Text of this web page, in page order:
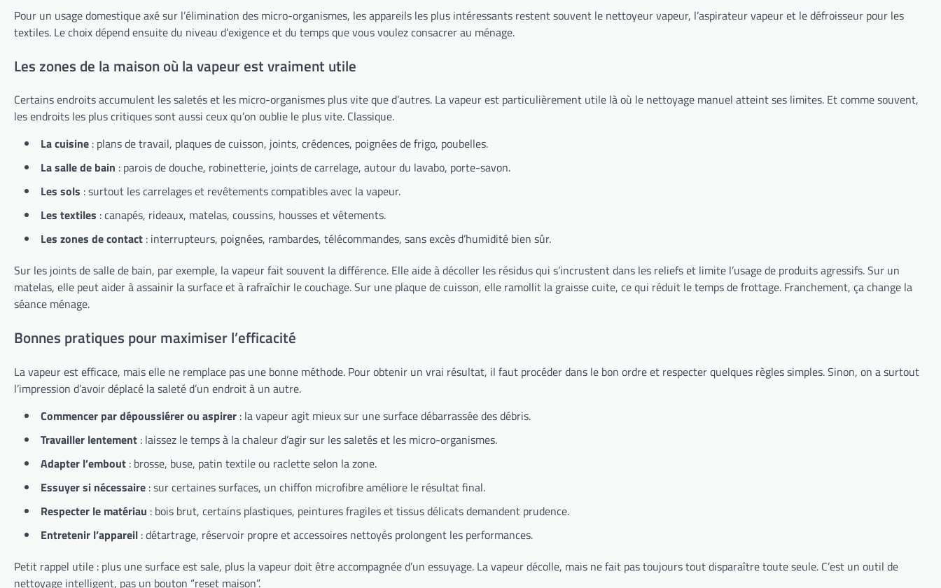
Pour un usage domestique axé sur l’élimination des micro-organismes, les appareils les plus intéressants restent souvent le nettoyeur vapeur, l’aspirateur vapeur et le défroisseur pour les
textiles. Le choix dépend ensuite du niveau d’exigence et du temps que vous voulez consacrer au ménage.
Les zones de la maison où la vapeur est vraiment utile
Certains endroits accumulent les saletés et les micro-organismes plus vite que d’autres. La vapeur est particulièrement utile là où le nettoyage manuel atteint ses limites. Et comme souvent,
les endroits les plus critiques sont aussi ceux qu’on oublie le plus vite. Classique.
La cuisine : plans de travail, plaques de cuisson, joints, crédences, poignées de frigo, poubelles.
La salle de bain : parois de douche, robinetterie, joints de carrelage, autour du lavabo, porte-savon.
Les sols : surtout les carrelages et revêtements compatibles avec la vapeur.
Les textiles : canapés, rideaux, matelas, coussins, housses et vêtements.
Les zones de contact : interrupteurs, poignées, rambardes, télécommandes, sans excès d’humidité bien sûr.
Sur les joints de salle de bain, par exemple, la vapeur fait souvent la différence. Elle aide à décoller les résidus qui s’incrustent dans les reliefs et limite l’usage de produits agressifs. Sur un
matelas, elle peut aider à assainir la surface et à rafraîchir le couchage. Sur une plaque de cuisson, elle ramollit la graisse cuite, ce qui réduit le temps de frottage. Franchement, ça change la
séance ménage.
Bonnes pratiques pour maximiser l’efficacité
La vapeur est efficace, mais elle ne remplace pas une bonne méthode. Pour obtenir un vrai résultat, il faut procéder dans le bon ordre et respecter quelques règles simples. Sinon, on a surtout
l’impression d’avoir déplacé la saleté d’un endroit à un autre.
Commencer par dépoussiérer ou aspirer : la vapeur agit mieux sur une surface débarrassée des débris.
Travailler lentement : laissez le temps à la chaleur d’agir sur les saletés et les micro-organismes.
Adapter l’embout : brosse, buse, patin textile ou raclette selon la zone.
Essuyer si nécessaire : sur certaines surfaces, un chiffon microfibre améliore le résultat final.
Respecter le matériau : bois brut, certains plastiques, peintures fragiles et tissus délicats demandent prudence.
Entretenir l’appareil : détartrage, réservoir propre et accessoires nettoyés prolongent les performances.
Petit rappel utile : plus une surface est sale, plus la vapeur doit être accompagnée d’un essuyage. La vapeur décolle, mais ne fait pas toujours tout disparaître toute seule. C’est un outil de
nettoyage intelligent, pas un bouton “reset maison”.